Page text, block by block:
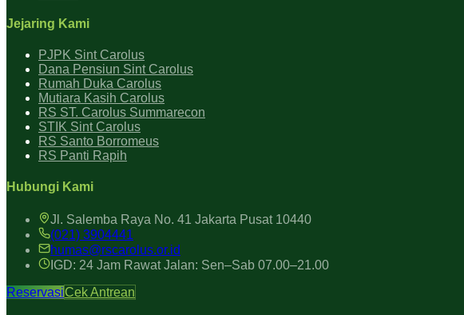
Jejaring Kami
PJPK Sint Carolus
Dana Pensiun Sint Carolus
Rumah Duka Carolus
Mutiara Kasih Carolus
RS ST. Carolus Summarecon
STIK Sint Carolus
RS Santo Borromeus
RS Panti Rapih
Hubungi Kami
Jl. Salemba Raya No. 41 Jakarta Pusat 10440
(021) 3904441
humas@rscarolus.or.id
IGD: 24 Jam Rawat Jalan: Sen–Sab 07.00–21.00
ReservasiCek Antrean